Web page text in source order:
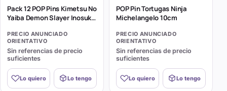
Pack 12 POP Pins Kimetsu No
Yaiba Demon Slayer Inosuke
PRECIO ANUNCIADO
ORIENTATIVO
Sin referencias de precio
suficientes
Lo quiero Lo tengo
POP Pin Tortugas Ninja
Michelangelo 10cm
PRECIO ANUNCIADO
ORIENTATIVO
Sin referencias de precio
suficientes
Lo quiero Lo tengo